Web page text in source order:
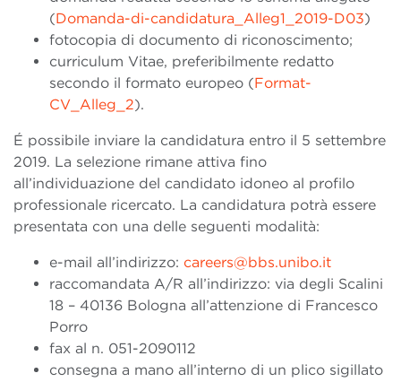
(Domanda-di-candidatura_Alleg1_2019-D03)
fotocopia di documento di riconoscimento;
curriculum Vitae, preferibilmente redatto
secondo il formato europeo (Format-
CV_Alleg_2).
É possibile inviare la candidatura entro il 5 settembre
2019. La selezione rimane attiva fino
all’individuazione del candidato idoneo al profilo
professionale ricercato. La candidatura potrà essere
presentata con una delle seguenti modalità:
e-mail all’indirizzo: careers@bbs.unibo.it
raccomandata A/R all’indirizzo: via degli Scalini
18 – 40136 Bologna all’attenzione di Francesco
Porro
fax al n. 051-2090112
consegna a mano all’interno di un plico sigillato